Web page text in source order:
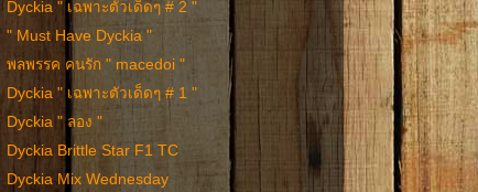
Dyckia " เฉพาะตัวเด็ดๆ # 2 "
" Must Have Dyckia "
พลพรรค คนรัก " macedoi "
Dyckia " เฉพาะตัวเด็ดๆ # 1 "
Dyckia " ลอง "
Dyckia Brittle Star F1 TC
Dyckia Mix Wednesday